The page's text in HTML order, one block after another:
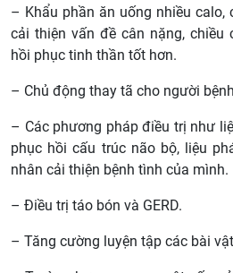
– Khẩu phần ăn uống nhiều calo,
cải thiện vấn đề cân nặng, chiều
hồi phục tinh thần tốt hơn.
– Chủ động thay tã cho người
– Các phương pháp điều trị như
phục hồi cấu trúc não bộ, liệu
nhân cải thiện bệnh tình của mình.
– Điều trị táo bón và GERD.
– Tăng cường luyện tập các bài